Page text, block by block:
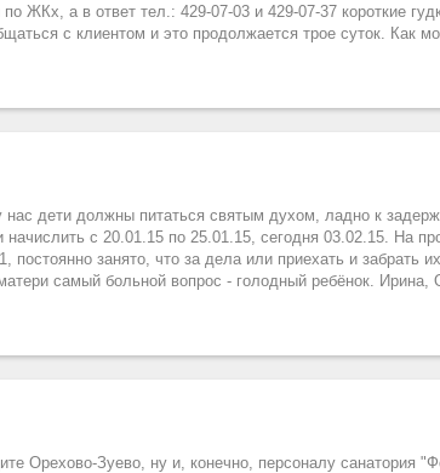
ЖКх, а в ответ тел.: 429-07-03 и 429-07-37 короткие
с клиентом и это продолжается трое суток. Как
нас дети должны питаться святым духом, ладно к
с 20.01.15 по 25.01.15, сегодня 03.02.15. На
занято, что за дела или приехать и забрать
самый больной вопрос - голодный ребёнок. Ирина,
Орехово-Зуево, ну и, конечно, персоналу санатория